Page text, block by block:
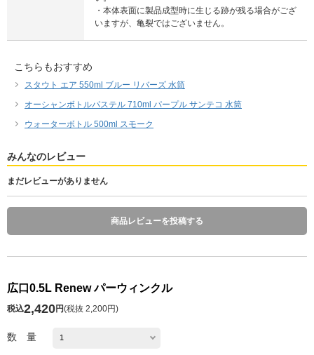
・本体表面に製品成型時に生じる跡が残る場合がござ
いますが、亀裂ではございません。
こちらもおすすめ
スタウト エア 550ml ブルー リバーズ 水筒
オーシャンボトルパステル 710ml パープル サンテコ 水筒
ウォーターボトル 500ml スモーク
みんなのレビュー
まだレビューがありません
商品レビューを投稿する
広口0.5L Renew パーウィンクル
税込2,420円(税抜 2,200円)
数 量